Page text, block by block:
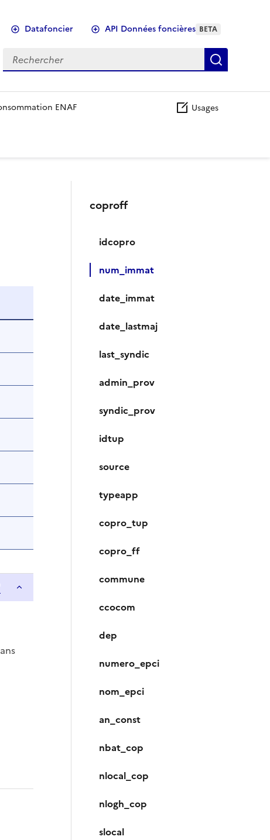
Datafoncier API Données foncières BETA
Rechercher
ENAF Usages
coproff
idcopro
num_immat
date_immat
date_lastmaj
last_syndic
admin_prov
syndic_prov
idtup
source
typeapp
copro_tup
copro_ff
commune
ccocom
dep
numero_epci
nom_epci
an_const
nbat_cop
nlocal_cop
nlogh_cop
slocal